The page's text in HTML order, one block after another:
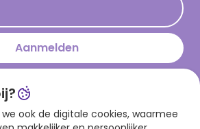
Aanmelden
app
ook de digitale cookies, waarmee